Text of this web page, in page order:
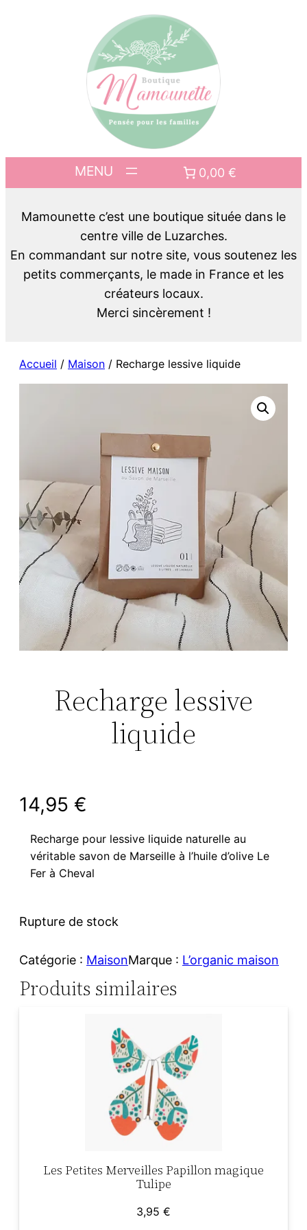
0,00 €
Mamounette c’est une boutique située dans le
centre ville de Luzarches.
En commandant sur notre site, vous soutenez les
petits commerçants, le made in France et les
créateurs locaux.
Merci sincèrement !
Accueil / Maison / Recharge lessive liquide
Recharge lessive
liquide
14,95 €
Recharge pour lessive liquide naturelle au
véritable savon de Marseille à l’huile d’olive Le
Fer à Cheval
Rupture de stock
Catégorie : MaisonMarque : L’organic maison
Produits similaires
Les Petites Merveilles Papillon magique
Tulipe
3,95 €